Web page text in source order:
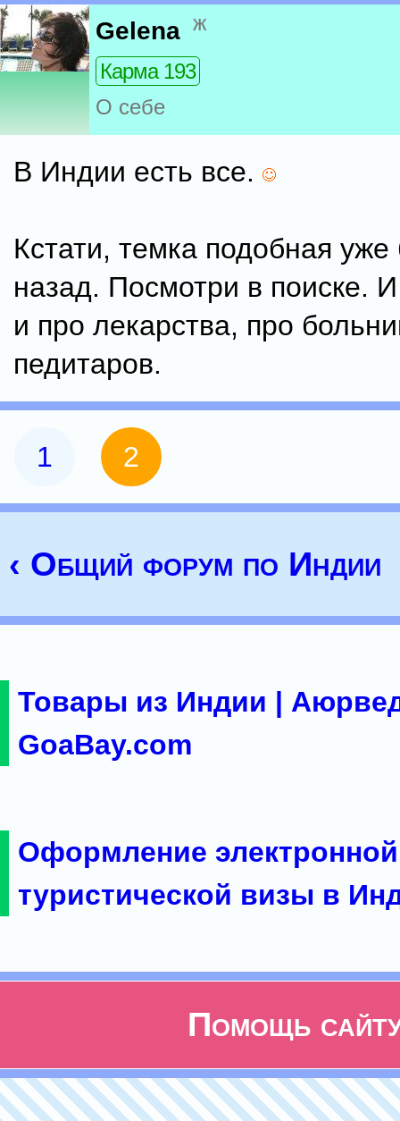
Gelena ж
Карма 193
О себе
В Индии есть все.
Кстати, темка подобная
назад. Посмотри в поиске.
и про лекарства, про
педитаров.
1 2
‹ Общий форум по Индии
Товары из Индии |
GoaBay.com
Оформление электронной
туристической визы в
Помощь